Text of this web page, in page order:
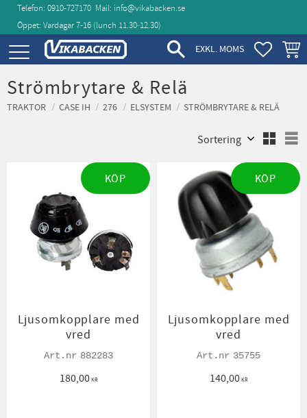
Meny
Telefon: 0910-727170 Mail: info@vikabacken.se
Öppet: Vardagar 7-16 (lunch 11.30‑12.30)
EXKL. MOMS
Strömbrytare & Relä
TRAKTOR CASE IH 276 ELSYSTEM STRÖMBRYTARE & RELÄ
Ljusomkopplare med
vred
882283
180,00KR
KÖP
Ljusomkopplare med
vred
35755
140,00KR
KÖP